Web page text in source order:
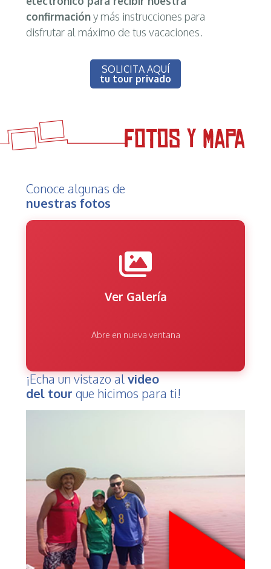
confirmacióny más instrucciones para
disfrutar al máximo de tus vacaciones.
SOLICITA AQUÍ
tu tour privado
Conoce algunas de
nuestras fotos
Ver Galería
Abre en nueva ventana
¡Echa un vistazo alvideo
del tour que hicimos para ti!